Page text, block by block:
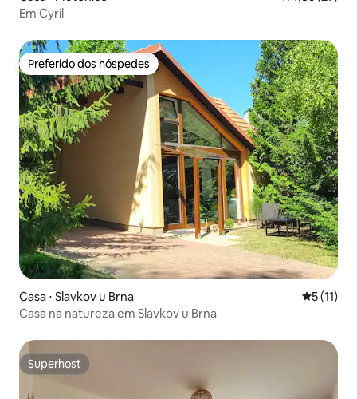
Em Cyril
Preferido dos hóspedes
Preferido dos hóspedes
Casa ⋅ Slavkov u Brna 5 de uma
5 (11)
Casa na natureza em Slavkov u Brna
Superhost
Superhost